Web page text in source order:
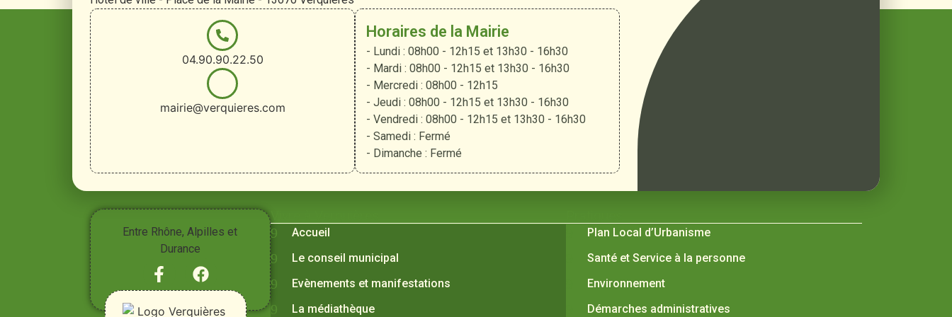
04.90.90.22.50
mairie@verquieres.com
Horaires de la Mairie
- Lundi : 08h00 - 12h15 et 13h30 - 16h30
- Mardi : 08h00 - 12h15 et 13h30 - 16h30
- Mercredi : 08h00 - 12h15
- Jeudi : 08h00 - 12h15 et 13h30 - 16h30
- Vendredi : 08h00 - 12h15 et 13h30 - 16h30
- Samedi : Fermé
- Dimanche : Fermé
Entre Rhône, Alpilles et
Durance
Vivre à Verquières
Accueil
Le conseil municipal
Evènements et manifestations
La médiathèque
Plan Local d’Urbanisme
Santé et Service à la personne
Environnement
Démarches administratives